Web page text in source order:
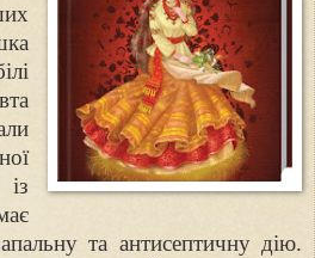
та антисептичну дію.